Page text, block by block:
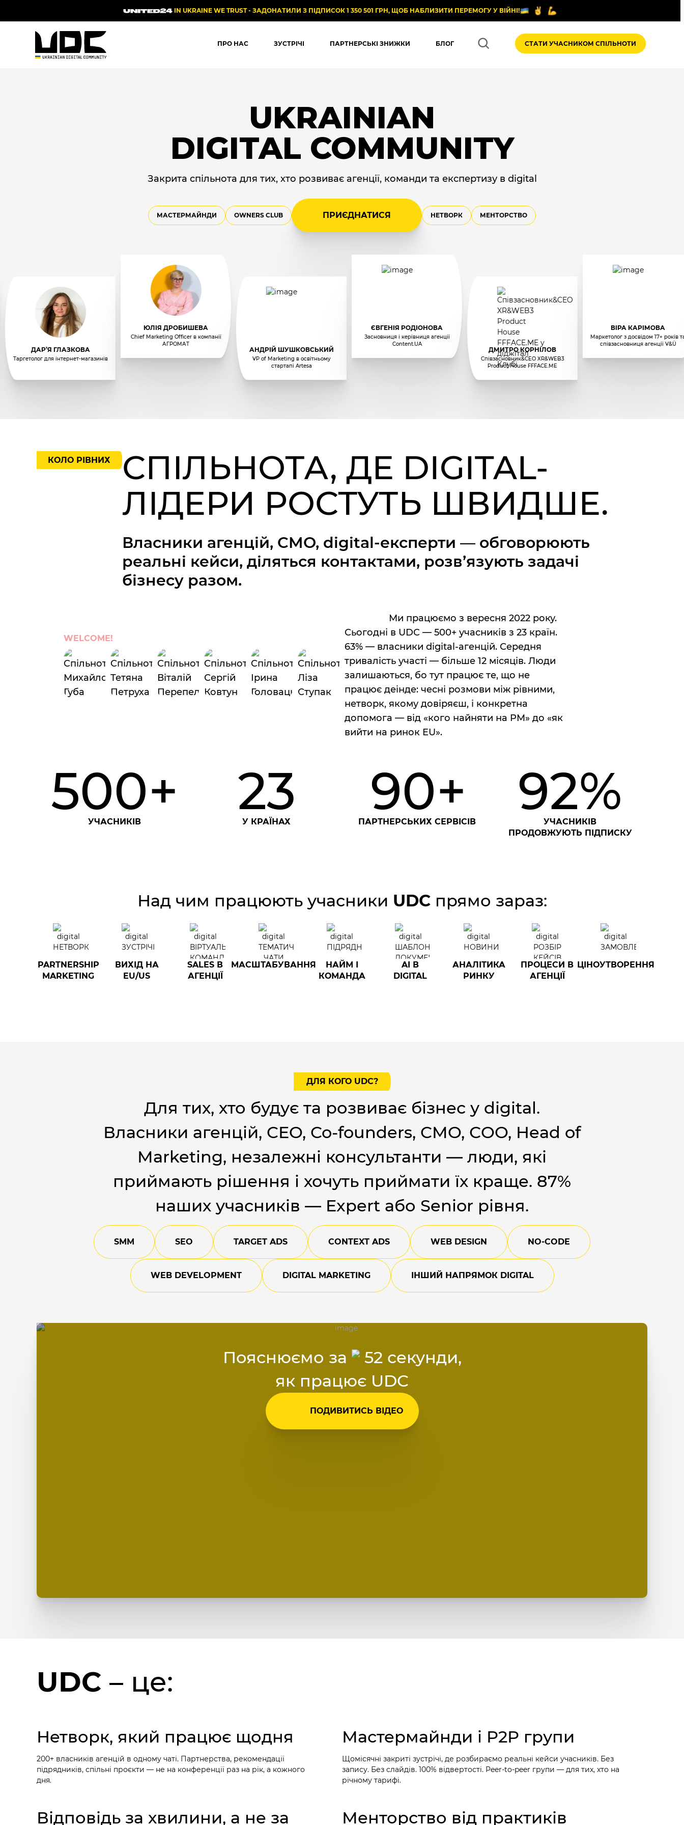
IN UKRAINE WE TRUST - ЗАДОНАТИЛИ З ПІДПИСОК 1 350 501 ГРН, ЩОБ НАБЛИЗИТИ ПЕРЕМОГУ У ВІЙНІ!
ПРО НАС ЗУСТРІЧІ ПАРТНЕРСЬКІ ЗНИЖКИ БЛОГ СТАТИ УЧАСНИКОМ СПІЛЬНОТИ
UKRAINIAN
DIGITAL COMMUNITY
Закрита спільнота для тих, хто розвиває агенції, команди та експертизу в digital
МАСТЕРМАЙНДИ OWNERS CLUB ПРИЄДНАТИСЯ НЕТВОРК МЕНТОРСТВО
ДАРʼЯ ГЛАЗКОВА
для інтернет-магазинів
ЮЛІЯ ДРОБИШЕВА
Chief Marketing Officer в компанії
АГРОМАТ
АНДРІЙ ШУШКОВСЬКИЙ
VP of Marketing в освітньому
стартапі Artesa
ЄВГЕНІЯ РОДІОНОВА
Засновниця і керівниця агенції
Content.UA
ДМИТРО КОРНІЛОВ
Cпівзасновник&CEO XR&WEB3
Product House FFFACE.ME
ВІРА КАРІМОВА
Маркетолог з досвідом 17+ років та
співзасновниця агенції V&Ü
КОЛО РІВНИХ
СПІЛЬНОТА, ДЕ DIGITAL-
ЛІДЕРИ РОСТУТЬ ШВИДШЕ.
Власники агенцій, CMO, digital-експерти — обговорюють
реальні кейси, діляться контактами, розв’язують задачі
бізнесу разом.
WELCOME!
Ми працюємо з вересня 2022 року.
Сьогодні в UDC — 500+ учасників з 23 країн.
63% — власники digital-агенцій. Середня
тривалість участі — більше 12 місяців. Люди
залишаються, бо тут працює те, що не
працює деінде: чесні розмови між рівними,
нетворк, якому довіряєш, і конкретна
допомога — від «кого найняти на PM» до «як
вийти на ринок EU».
500+
УЧАСНИКІВ 23
У КРАЇНАХ 90+
ПАРТНЕРСЬКИХ СЕРВІСІВ 92%
УЧАСНИКІВ
ПРОДОВЖУЮТЬ ПІДПИСКУ
Над чим працюють учасники UDCпрямо зараз:
PARTNERSHIP
MARKETING
ВИХІД НА
EU/US
SALES В
АГЕНЦІЇ
МАСШТАБУВАННЯ
НАЙМ І
КОМАНДА
AI В
DIGITAL
АНАЛІТИКА
РИНКУ
ПРОЦЕСИ В
АГЕНЦІЇ
ЦІНОУТВОРЕННЯ
ДЛЯ КОГО UDC?
Для тих, хто будує та розвиває бізнес у digital.
Власники агенцій, CEO, Co-founders, CMO, СOO, Head of
Marketing, незалежні консультанти — люди, які
приймають рішення і хочуть приймати їх краще. 87%
наших учасників — Expert або Senior рівня.
SMM SEO TARGET ADS CONTEXT ADS WEB DESIGN NO-CODE
WEB DEVELOPMENT DIGITAL MARKETING ІНШИЙ НАПРЯМОК DIGITAL
Пояснюємо за
52 секунди,
як працює UDC
ПОДИВИТИСЬ ВІДЕО
UDC – це:
Нетворк, який працює щодня
200+ власників агенцій в одному чаті. Партнерства, рекомендації
підрядників, спільні проєкти — не на конференції раз на рік, а кожного
дня.
Мастермайнди і P2P групи
Щомісячні закриті зустрічі, де розбираємо реальні кейси учасників. Без
запису. Без слайдів. 100% відвертості. Peer-to-peer групи — для тих, хто на
річному тарифі.
Відповідь за хвилини, а не за Менторство від практиків